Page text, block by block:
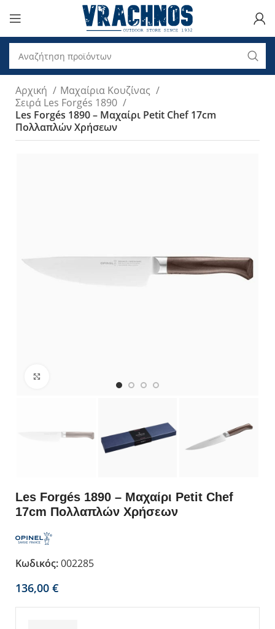
Αρχική
Μαχαίρια Κουζίνας
Σειρά Les Forgés 1890
Les Forgés 1890 – Mαχαίρι Petit Chef 17cm
Πολλαπλών Χρήσεων
Les Forgés 1890 – Mαχαίρι Petit Chef
17cm Πολλαπλών Χρήσεων
Κωδικός:002285
€